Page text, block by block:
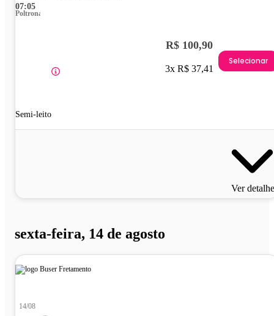
07:05
Poltrona
Semi-leito
R$ 100,90
3x R$ 37,41
Selecionar
Ver
sexta-feira, 14 de agosto
14/08